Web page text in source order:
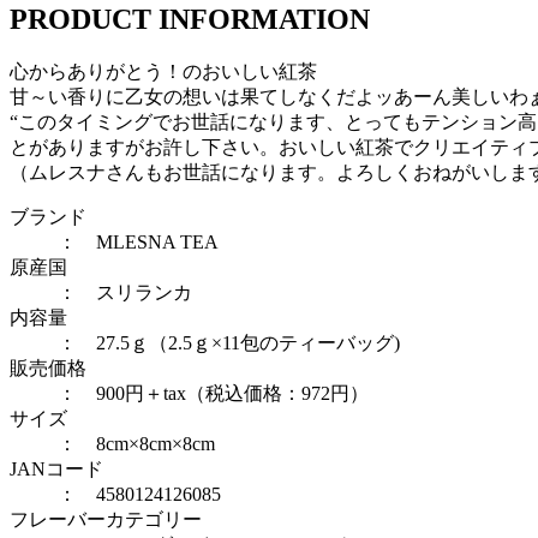
PRODUCT INFORMATION
心からありがとう！のおいしい紅茶
甘～い香りに乙女の想いは果てしなくだよッあーん美しい
“このタイミングでお世話になります、とってもテンション
とがありますがお許し下さい。おいしい紅茶でクリエイテ
（ムレスナさんもお世話になります。よろしくおねがいしま
ブランド
： MLESNA TEA
原産国
： スリランカ
内容量
： 27.5ｇ（2.5ｇ×11包のティーバッグ)
販売価格
： 900円＋tax（税込価格：972円）
サイズ
： 8cm×8cm×8cm
JANコード
： 4580124126085
フレーバーカテゴリー